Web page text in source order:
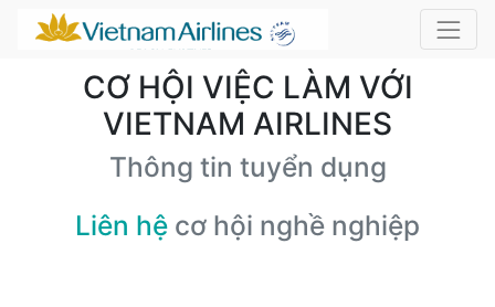
CƠ HỘI VIỆC LÀM VỚI
VIETNAM AIRLINES
Thông tin tuyển dụng
Liên hệ cơ hội nghề nghiệp